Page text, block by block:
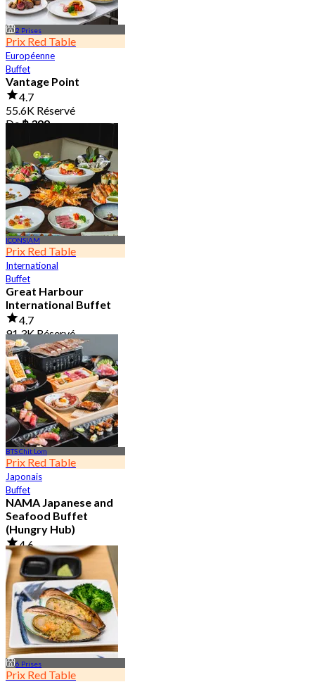
2 Prises
Prix Red Table
Européenne
Buffet
Vantage Point
4.7
55.6K Réservé
De฿ 399
ICONSIAM
Prix Red Table
International
Buffet
Great Harbour
International Buffet
4.7
91.3K Réservé
De฿ 999
BTS Chit Lom
Prix Red Table
Japonais
Buffet
NAMA Japanese and
Seafood Buffet
(Hungry Hub)
4.6
30.1K Réservé
De฿ 1,399.5
6 Prises
Prix Red Table